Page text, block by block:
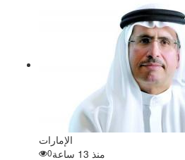
الإمارات
منذ 13 ساعة
0